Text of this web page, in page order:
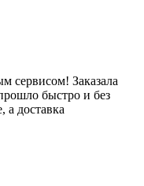
сервисом! Заказала
быстро и без
а доставка